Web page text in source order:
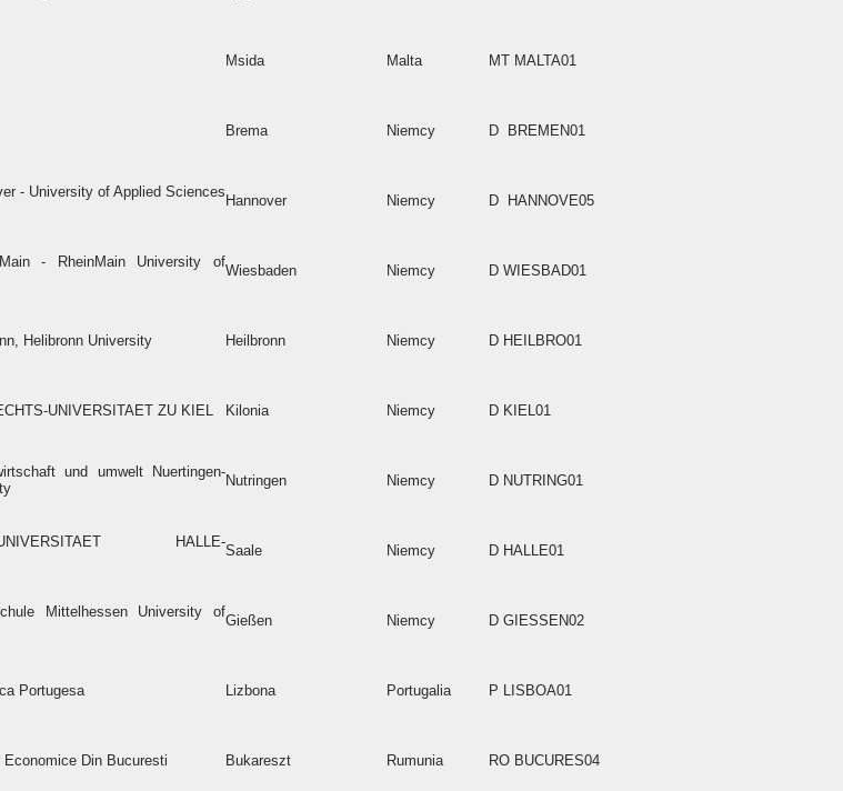
Msida Malta MT MALTA01
Brema Niemcy D BREMEN01
- University of Applied Sciences
Hannover Niemcy D HANNOVE05
- RheinMain University of
Wiesbaden Niemcy D WIESBAD01
Helibronn University Heilbronn Niemcy D HEILBRO01
UNIVERSITAET ZU KIEL Kilonia Niemcy D KIEL01
und umwelt Nuertingen-
Nutringen Niemcy D NUTRING01
UNIVERSITAET HALLE-
Saale Niemcy D HALLE01
Mittelhessen University of
Gießen Niemcy D GIESSEN02
Portugesa Lizbona Portugalia P LISBOA01
Din Bucuresti Bukareszt Rumunia RO BUCURES04